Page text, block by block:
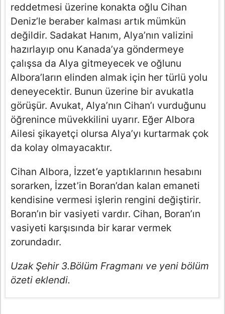
reddetmesi üzerine konakta oğlu Cihan
Deniz’le beraber kalması artık mümkün
değildir. Sadakat Hanım, Alya’nın valizini
hazırlayıp onu Kanada’ya göndermeye
çalışsa da Alya gitmeyecek ve oğlunu
Albora’ların elinden almak için her türlü yolu
deneyecektir. Bunun üzerine bir avukatla
görüşür. Avukat, Alya’nın Cihan’ı vurduğunu
öğrenince müvekkilini uyarır. Eğer Albora
Ailesi şikayetçi olursa Alya’yı kurtarmak çok
da kolay olmayacaktır.
Cihan Albora, İzzet’e yaptıklarının hesabını
sorarken, İzzet’in Boran’dan kalan emaneti
kendisine vermesi işlerin rengini değiştirir.
Boran’ın bir vasiyeti vardır. Cihan, Boran’ın
vasiyeti karşısında bir karar vermek
zorundadır.
Uzak Şehir 3.Bölüm Fragmanı ve yeni bölüm
özeti eklendi.